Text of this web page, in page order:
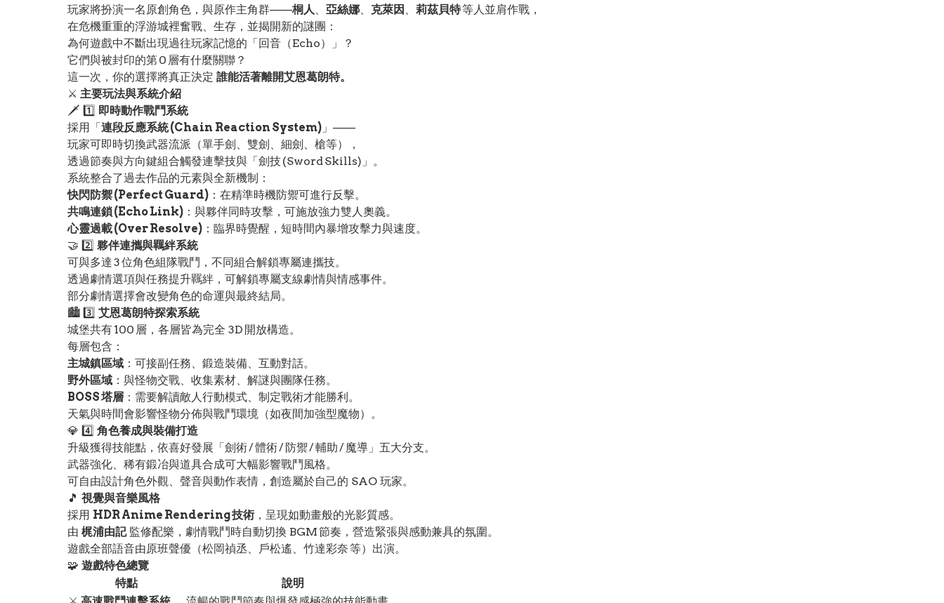
玩家將扮演一名原創角色，與原作主角群——桐人、 亞絲娜、 克萊因 、 莉茲貝特等人並肩作戰，
在危機重重的浮游城裡奮戰、生存，並揭開新的謎團：
為何遊戲中不斷出現過往玩家記憶的「回音（Echo）」？
它們與被封印的第 0 層有什麼關聯？
這一次，你的選擇將真正決定 誰能活著離開艾恩葛朗特。
⚔️ 主要玩法與系統介紹
🗡️ 1️⃣ 即時動作戰鬥系統
採用「連段反應系統 (Chain Reaction System) 」——
玩家可即時切換武器流派（單手劍、雙劍、細劍、槍等），
透過節奏與方向鍵組合觸發連擊技與「劍技 (Sword Skills)」。
系統整合了過去作品的元素與全新機制：
快閃防禦 (Perfect Guard) ：在精準時機防禦可進行反擊。
共鳴連鎖 (Echo Link) ：與夥伴同時攻擊，可施放強力雙人奧義。
心靈過載 (Over Resolve) ：臨界時覺醒，短時間內暴增攻擊力與速度。
🤝 2️⃣ 夥伴連攜與羈絆系統
可與多達 3 位角色組隊戰鬥，不同組合解鎖專屬連攜技。
透過劇情選項與任務提升羈絆，可解鎖專屬支線劇情與情感事件。
部分劇情選擇會改變角色的命運與最終結局。
🏙️ 3️⃣ 艾恩葛朗特探索系統
城堡共有 100 層，各層皆為完全 3D 開放構造。
每層包含：
主城鎮區域 ：可接副任務、鍛造裝備、互動對話。
野外區域 ：與怪物交戰、收集素材、解謎與團隊任務。
BOSS 塔層 ：需要解讀敵人行動模式、制定戰術才能勝利。
天氣與時間會影響怪物分佈與戰鬥環境（如夜間加強型魔物）。
💎 4️⃣ 角色養成與裝備打造
升級獲得技能點，依喜好發展「劍術 / 體術 / 防禦 / 輔助 / 魔導」五大分支。
武器強化、稀有鍛冶與道具合成可大幅影響戰鬥風格。
可自由設計角色外觀、聲音與動作表情，創造屬於自己的 SAO 玩家。
🎵 視覺與音樂風格
採用 HDR Anime Rendering 技術 ，呈現如動畫般的光影質感。
由 梶浦由記監修配樂，劇情戰鬥時自動切換 BGM 節奏，營造緊張與感動兼具的氛圍。
遊戲全部語音由原班聲優（松岡禎丞、戶松遙、竹達彩奈 等）出演。
🧩 遊戲特色總覽
特點
說明